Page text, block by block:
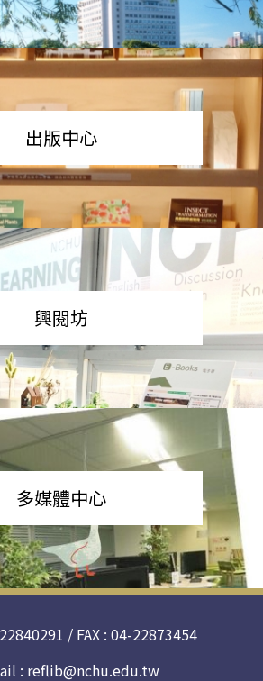
出版中心
興閱坊
多媒體中心
/ FAX : 04-22873454
: reflib@nchu.edu.tw